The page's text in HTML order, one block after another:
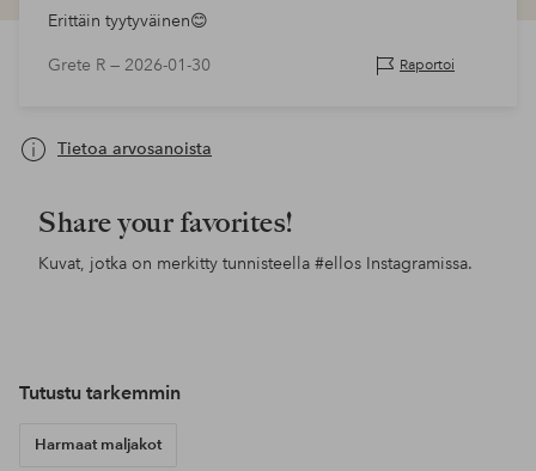
Erittäin tyytyväinen😊
Grete R — 2026-01-30 Raportoi
Tietoa arvosanoista
Share your favorites!
Kuvat, jotka on merkitty tunnisteella #ellos Instagramissa.
Tutustu tarkemmin
Harmaat maljakot